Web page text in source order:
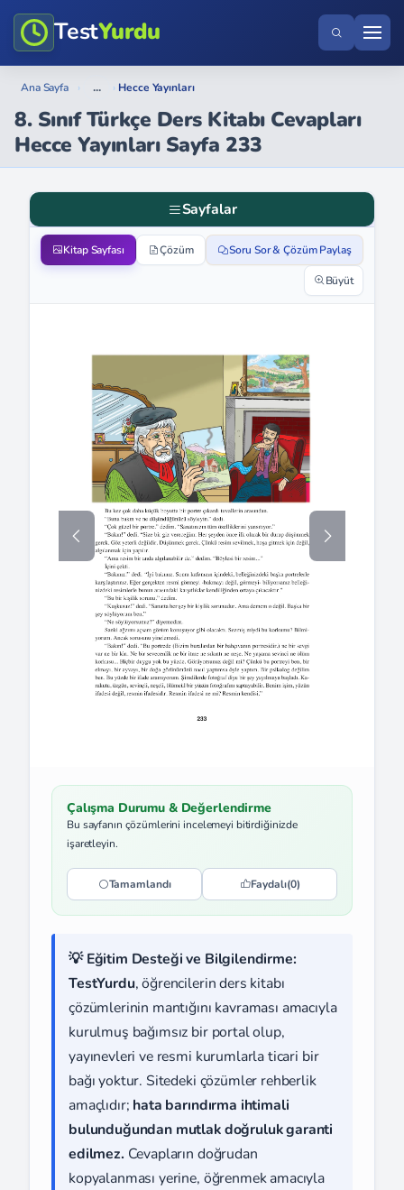
TestYurdu
Ana Sayfa › ... › Hecce Yayınları
8. Sınıf Türkçe Ders Kitabı Cevapları
Hecce Yayınları Sayfa 233
Sayfalar
Kitap Sayfası Çözüm Soru Sor & Çözüm Paylaş
Büyüt
Çalışma Durumu & Değerlendirme
Bu sayfanın çözümlerini incelemeyi bitirdiğinizde
işaretleyin.
Tamamlandı Faydalı(0)
💡 Eğitim Desteği ve Bilgilendirme:
TestYurdu, öğrencilerin ders kitabı
çözümlerinin mantığını kavraması amacıyla
kurulmuş bağımsız bir portal olup,
yayınevleri ve resmi kurumlarla ticari bir
bağı yoktur. Sitedeki çözümler rehberlik
amaçlıdır; hata barındırma ihtimali
bulunduğundan mutlak doğruluk garanti
edilmez. Cevapların doğrudan
kopyalanması yerine, öğrenmek amacıyla